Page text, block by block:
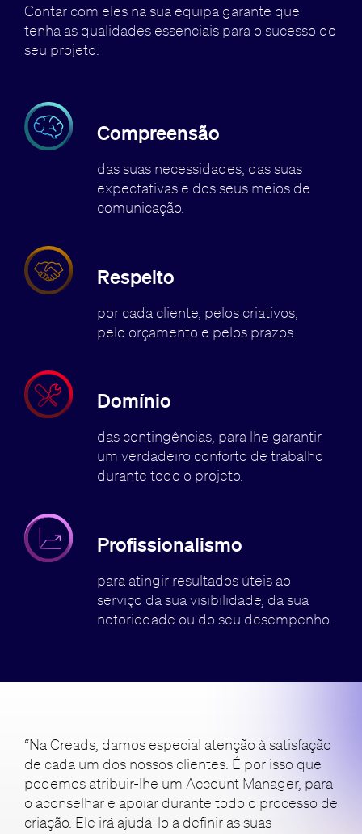
Contar com eles na sua equipa garante que
tenha as qualidades essenciais para o sucesso do
seu projeto:
Compreensão
das suas necessidades, das suas
expectativas e dos seus meios de
comunicação.
Respeito
por cada cliente, pelos criativos,
pelo orçamento e pelos prazos.
Domínio
das contingências, para lhe garantir
um verdadeiro conforto de trabalho
durante todo o projeto.
Profissionalismo
para atingir resultados úteis ao
serviço da sua visibilidade, da sua
notoriedade ou do seu desempenho.
“Na Creads, damos especial atenção à satisfação
de cada um dos nossos clientes. É por isso que
podemos atribuir-lhe um Account Manager, para
o aconselhar e apoiar durante todo o processo de
criação. Ele irá ajudá-lo a definir as suas